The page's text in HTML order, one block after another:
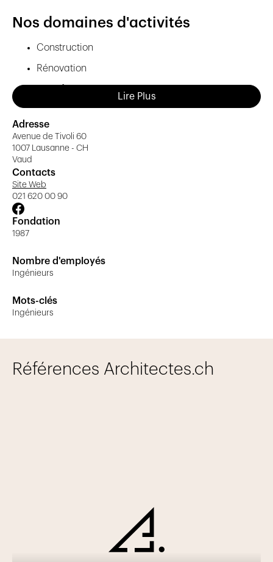
Nos domaines d'activités
Construction
Rénovation
Conception parasismique
Etude financière
Expertise
Lire Plus
Adresse
Avenue de Tivoli 60
1007 Lausanne - CH
Vaud
Contacts
Site Web
021 620 00 90
Fondation
1987
Nombre d'employés
Ingénieurs
Mots-clés
Ingénieurs
Références Architectes.ch